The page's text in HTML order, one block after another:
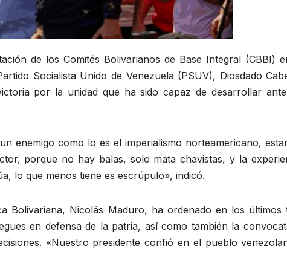
de los Comités Bolivarianos de Base Integral (CBBI)
Socialista Unido de Venezuela (PSUV), Diosdado
por la unidad que ha sido capaz de desarrollar
enemigo como lo es el imperialismo norteamericano,
porque no hay balas, solo mata chavistas, y la
lo que menos tiene es escrúpulo», indicó.
Bolivariana, Nicolás Maduro, ha ordenado en los últimos
en defensa de la patria, así como también la
«Nuestro presidente confió en el pueblo